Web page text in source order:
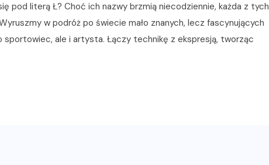
pod literą Ł? Choć ich nazwy brzmią niecodziennie, każda z tych
w podróż po świecie mało znanych, lecz fascynujących
ale i artysta. Łączy technikę z ekspresją, tworząc